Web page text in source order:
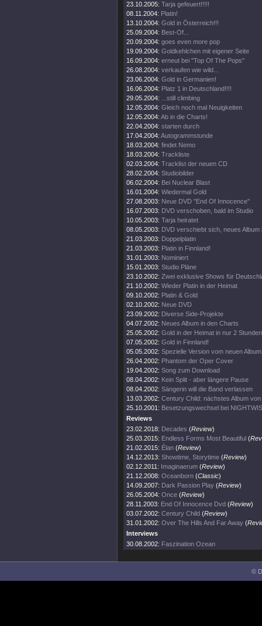
23.10.2005: Tarja gefeuert!!!!!
08.11.2004: Platin!
13.10.2004: Gold in Österreich!!!
25.09.2004: Best-Of...
20.09.2004: goes even more pop
19.09.2004: Goldkehlchen mit eigener Seite
16.09.2004: erneut bei "Top Of The Pops"
26.08.2004: verkaufen wie wild...
23.06.2004: Gold in Germanien!
16.06.2004: Platz 1 in Deutschland!!!!
29.05.2004:
...still climbing
12.05.2004: Gleich noch mal Neuigkeiten
12.05.2004: Ab in die Charts!
22.04.2004: starten durch
17.04.2004: Autogrammstunde
18.03.2004: findet Nemo
18.03.2004: Trackliste
02.03.2004: Tracklist der neuen CD
28.02.2004: Studiobilder
06.02.2004: Bei Nuclear Blast
16.01.2004: Wiedermal Gold
27.08.2003: Neue DVD "End Of Innocence"
16.07.2003: DVD verschoben, bald im Studio
10.05.2003: Tarja heiratet
08.05.2003: DVD verschiebt sich, neues Album
21.03.2003: Doppelplatin
21.03.2003: Platin in Finnland!
31.01.2003: Nominiert
15.01.2003: Studio Pläne
23.10.2002: Zwei exklusive Shows für
21.10.2002: Wieder Platin in der Heimat
09.10.2002: Platin & Gold
02.10.2002: Neue DVD
23.09.2002: Diverse Side-Projekte
04.07.2002: Neues Album in den Charts
25.05.2002: Gold in der Heimat in nur 2 Stunden
07.05.2002: Gold in Finnland!
05.05.2002: Spezielle Version vom neuen Album
26.04.2002: Phantom der Oper Cover
19.04.2002: Song zum Download
08.04.2002: Kein Split - aber längere Pause
08.04.2002: Sängerin will die Band verlassen
13.03.2002: Century Child: nächstes Album
25.10.2001: Besetzungswechsel bei
Reviews
23.02.2018: Decades (Review)
25.03.2015: Endless Forms Most Beautiful (
21.02.2015: Élan (Review)
14.12.2013: Showtime, Storytime (Review)
02.12.2011: Imaginaerum (Review)
21.12.2008: Oceanborn (Classic)
14.09.2007: Dark Passion Play (Review)
26.05.2004: Once (Review)
28.11.2003: End Of Innocence Dvd (Review)
03.07.2002: Century Child (Review)
31.01.2002: Over The Hills And Far Away (
Interviews
30.08.2002: Faszination Ozean
©